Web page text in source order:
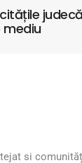
mediu
si